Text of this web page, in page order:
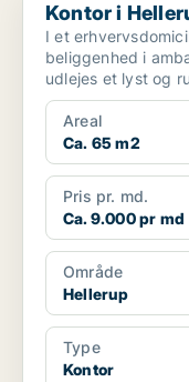
Kontor i
I et
beliggenhed i
udlejes et lyst og
Kontoret l...
Areal
Ca. 65 m2
Pris pr. md.
Ca. 9.000 pr md
Område
Hellerup
Type
Kontor